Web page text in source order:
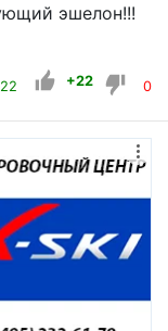
эшелон!!!
+22 0